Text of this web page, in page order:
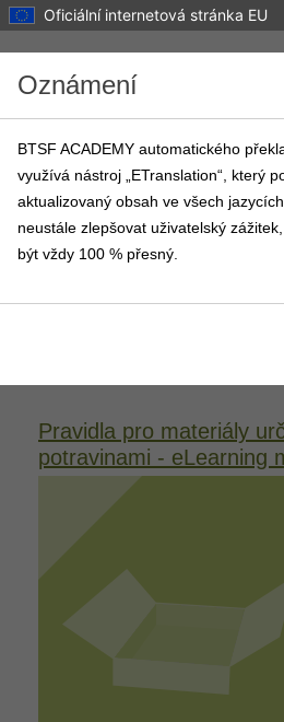
Oficiální internetová stránka EU
BTSF ACADEMY
Titulní stránka Kurzy BTSF Info
Pravidla pro materiály
potravinami - eLearning
Oznámení
BTSF ACADEMY automatického
využívá nástroj „ETranslation“, který
aktualizovaný obsah ve všech
neustále zlepšovat uživatelský
být vždy 100 % přesný.